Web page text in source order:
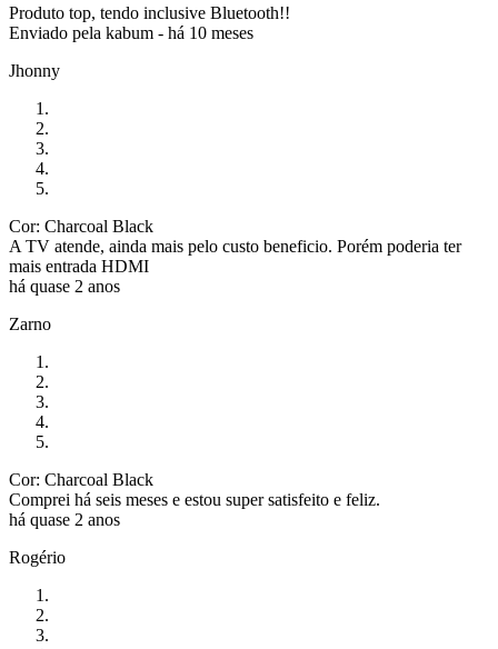
Produto top, tendo inclusive Bluetooth!!
Enviado pela kabum - há 10 meses
Jhonny
Cor: Charcoal Black
A TV atende, ainda mais pelo custo beneficio. Porém poderia ter
mais entrada HDMI
há quase 2 anos
Zarno
Cor: Charcoal Black
Comprei há seis meses e estou super satisfeito e feliz.
há quase 2 anos
Rogério